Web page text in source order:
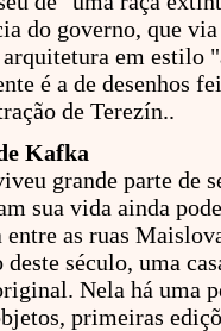
do governo, que
em estilo
é a de desenhos
de Terezín..
Kafka
grande parte de
sua vida ainda
entre as ruas
deste século, uma
Nela há uma
primeiras